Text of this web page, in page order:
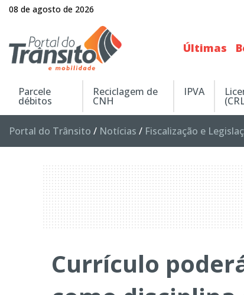
08 de agosto de 2026
Últimas
Parcele
débitos
Reciclagem de
CNH
IPVA
Portal do Trânsito / Notícias / Fiscalização e
Currículo